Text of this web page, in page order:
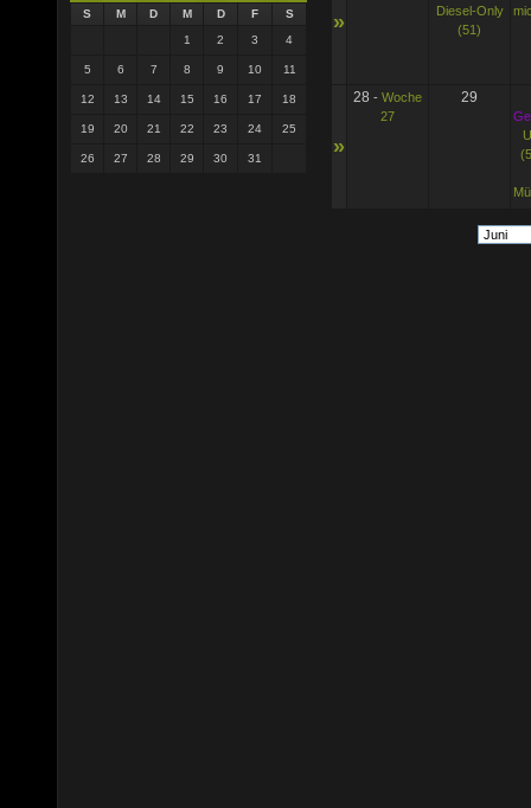
S M D M D F
S
1
2 3 4
5 6 7 8 9 10 11
12 13 14 15 16 17 18
19 20 21 22 23 24 25
26 27 28 29 30 31
»
Diesel-Only
(51)
»
28 - Woche
27
29